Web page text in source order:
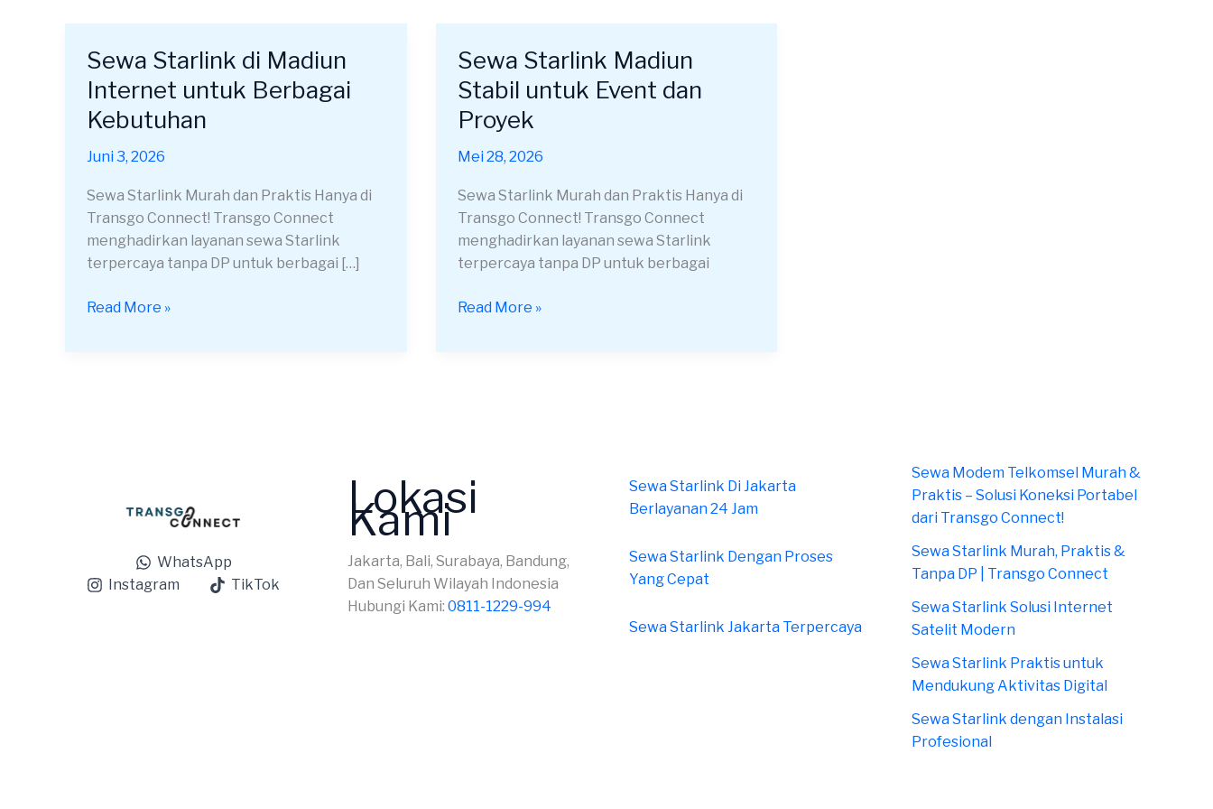
Sewa Starlink di Madiun
Internet untuk Berbagai
Kebutuhan
Juni 3, 2026
Sewa Starlink Murah dan Praktis Hanya di
Transgo Connect! Transgo Connect
menghadirkan layanan sewa Starlink
terpercaya tanpa DP untuk berbagai […]
Sewa
Starlink
di
Madiun
untuk
Berbagai
Kebutuhan
Read More »
Sewa Starlink Madiun
Stabil untuk Event dan
Proyek
Mei 28, 2026
Sewa Starlink Murah dan Praktis Hanya di
Transgo Connect! Transgo Connect
menghadirkan layanan sewa Starlink
terpercaya tanpa DP untuk berbagai
Sewa
Starlink
Madiun
Stabil
dan
Proyek
Read More »
WhatsApp
Instagram
TikTok
Lokasi
Kami
Jakarta, Bali, Surabaya, Bandung,
Dan Seluruh Wilayah Indonesia
Hubungi Kami: 0811-1229-994
Sewa Starlink Di Jakarta
Berlayanan 24 Jam
Sewa Starlink Dengan Proses
Yang Cepat
Sewa Starlink Jakarta Terpercaya
Sewa Modem Telkomsel Murah &
Praktis – Solusi Koneksi Portabel
dari Transgo Connect!
Sewa Starlink Murah, Praktis &
Tanpa DP | Transgo Connect
Sewa Starlink Solusi Internet
Satelit Modern
Sewa Starlink Praktis untuk
Mendukung Aktivitas Digital
Sewa Starlink dengan Instalasi
Profesional